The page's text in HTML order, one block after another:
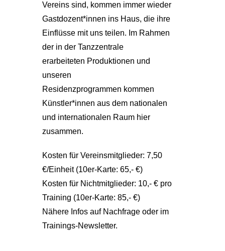
Vereins sind, kommen immer wieder
Gastdozent*innen ins Haus, die ihre
Einflüsse mit uns teilen. Im Rahmen
der in der Tanzzentrale
erarbeiteten Produktionen und
unseren
Residenzprogrammen kommen
Künstler*innen aus dem nationalen
und internationalen Raum hier
zusammen.
Kosten für Vereinsmitglieder: 7,50
€/Einheit (10er-Karte: 65,- €)
Kosten für Nichtmitglieder: 10,- € pro
Training (10er-Karte: 85,- €)
Nähere Infos auf Nachfrage oder im
Trainings-Newsletter.